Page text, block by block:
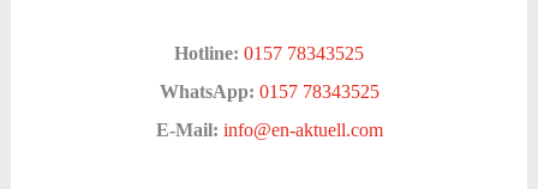
Hotline: 0157 78343525
WhatsApp: 0157 78343525
E-Mail: info@en-aktuell.com